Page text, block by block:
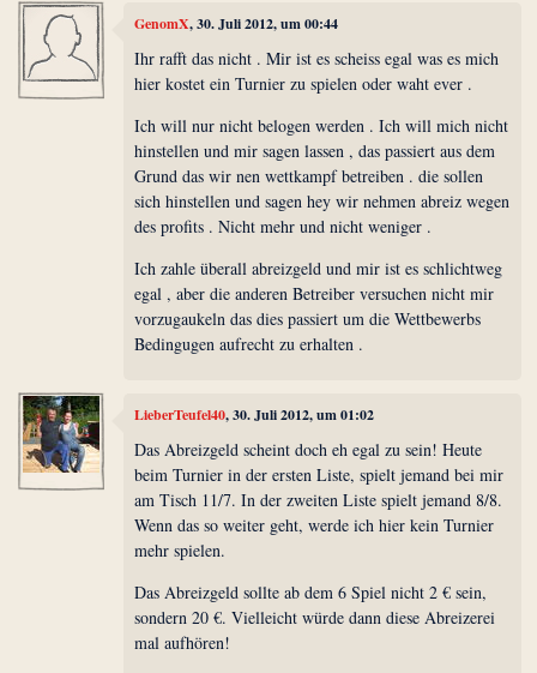
GenomX, 30. Juli 2012, um 00:44
Ihr rafft das nicht . Mir ist es scheiss egal was es mich
hier kostet ein Turnier zu spielen oder waht ever .
Ich will nur nicht belogen werden . Ich will mich nicht
hinstellen und mir sagen lassen , das passiert aus dem
Grund das wir nen wettkampf betreiben . die sollen
sich hinstellen und sagen hey wir nehmen abreiz wegen
des profits . Nicht mehr und nicht weniger .
Ich zahle überall abreizgeld und mir ist es schlichtweg
egal , aber die anderen Betreiber versuchen nicht mir
vorzugaukeln das dies passiert um die Wettbewerbs
Bedingugen aufrecht zu erhalten .
LieberTeufel40, 30. Juli 2012, um 01:02
Das Abreizgeld scheint doch eh egal zu sein! Heute
beim Turnier in der ersten Liste, spielt jemand bei mir
am Tisch 11/7. In der zweiten Liste spielt jemand 8/8.
Wenn das so weiter geht, werde ich hier kein Turnier
mehr spielen.
Das Abreizgeld sollte ab dem 6 Spiel nicht 2 € sein,
sondern 20 €. Vielleicht würde dann diese Abreizerei
mal aufhören!